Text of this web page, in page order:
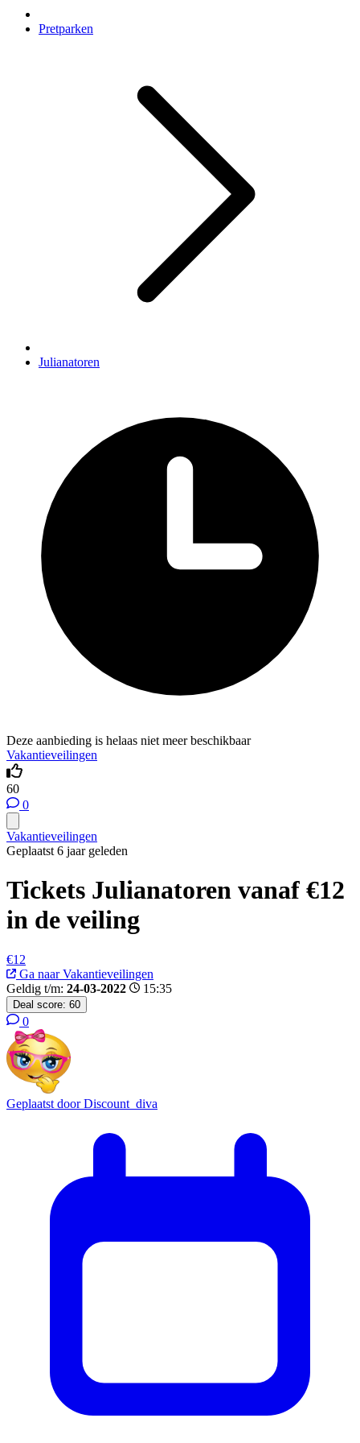
Pretparken
Julianatoren
Deze aanbieding is helaas niet meer beschikbaar
Vakantieveilingen
60
0
Vakantieveilingen
Geplaatst 6 jaar geleden
Tickets Julianatoren vanaf €12
in de veiling
€12
Ga naar Vakantieveilingen
Geldig t/m: 24-03-2022 15:35
Deal score: 60
0
Geplaatst doorDiscount_diva